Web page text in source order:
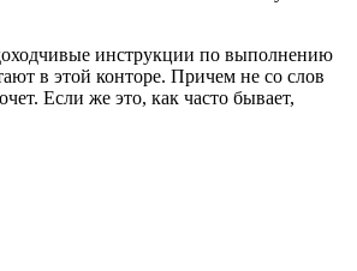
инструкции по выполнению
в этой конторе. Причем не со слов
Если же это, как часто бывает,